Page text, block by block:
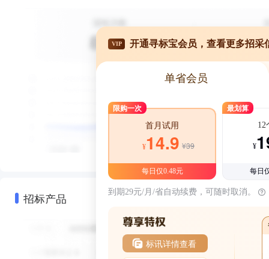
招标产品
VIP 开通寻标宝会员，查看更多招采
单省会员
限购一次
首月试用
¥14.9 ¥39
每日仅0.48元
最划算
12
¥
每日
到期29元/月/省自动续费，可随时取消。
标讯详情查看